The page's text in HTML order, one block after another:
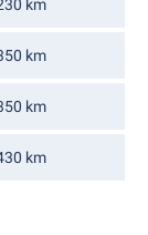
km
km
km
km